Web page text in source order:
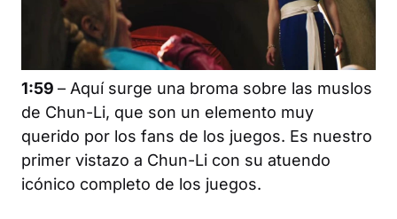
1:59 – Aquí surge una broma sobre las muslos
de Chun-Li, que son un elemento muy
querido por los fans de los juegos. Es nuestro
primer vistazo a Chun-Li con su atuendo
icónico completo de los juegos.